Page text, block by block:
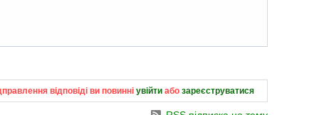
відповіді ви повинні увійти або зареєструватися